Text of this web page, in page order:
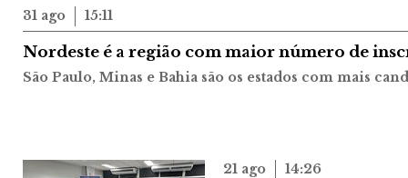
31 ago 15:11
Nordeste é a região com maior número de
São Paulo, Minas e Bahia são os estados com mais
21 ago 14:26